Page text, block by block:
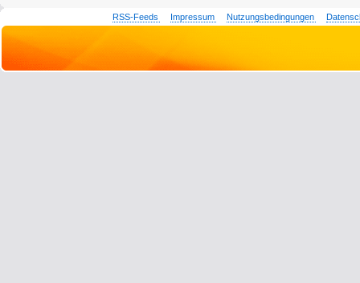
RSS-Feeds Impressum Nutzungsbedingungen